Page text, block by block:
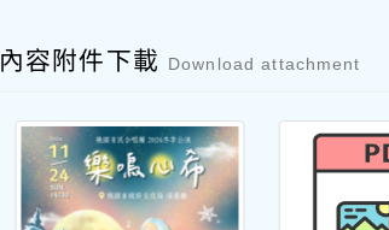
內容附件下載 Download attachment